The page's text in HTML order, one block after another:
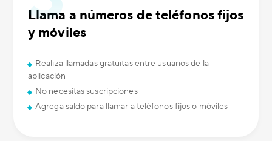
Llama a números de teléfonos fijos
y móviles
Realiza llamadas gratuitas entre usuarios de la
aplicación
No necesitas suscripciones
Agrega saldo para llamar a teléfonos fijos o móviles